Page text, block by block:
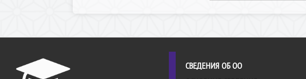
СВЕДЕНИЯ ОБ ОО